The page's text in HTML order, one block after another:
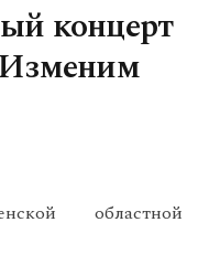
концерт
областной